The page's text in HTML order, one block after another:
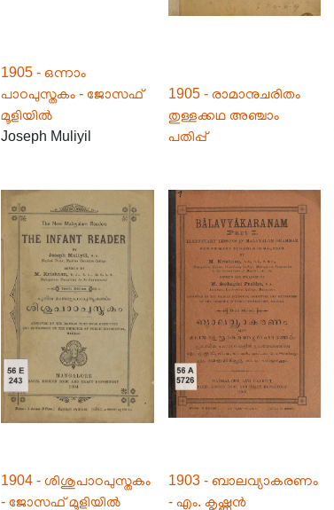
1905 - ഒന്നാം
പാഠപുസ്തകം - ജോസഫ്
മൂളിയിൽ
Joseph Muliyil
1905 - രാമാനുചരിതം
തുള്ളക്കഥ അഞ്ചാം
പതിപ്പ്
1904 - ശിശുപാഠപുസ്തകം
- ജോസഫ് മൂളിയിൽ
1903 - ബാലവ്യാകരണം
- എം. കൃഷ്ണൻ